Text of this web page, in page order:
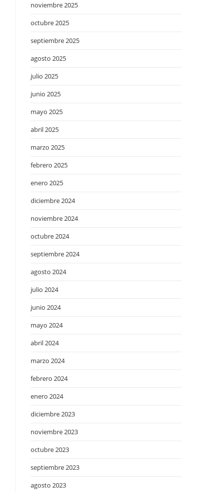
noviembre 2025
octubre 2025
septiembre 2025
agosto 2025
julio 2025
junio 2025
mayo 2025
abril 2025
marzo 2025
febrero 2025
enero 2025
diciembre 2024
noviembre 2024
octubre 2024
septiembre 2024
agosto 2024
julio 2024
junio 2024
mayo 2024
abril 2024
marzo 2024
febrero 2024
enero 2024
diciembre 2023
noviembre 2023
octubre 2023
septiembre 2023
agosto 2023